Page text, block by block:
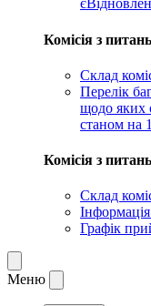
Комісія з
Склад
Перелік
щодо яких
станом на
Комісія з
Склад
Графік
Меню